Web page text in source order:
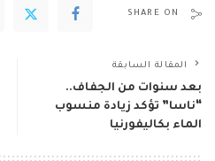
SHARE ON
المقالة السابقة
بعد سنوات من الجفاف..
“ناسا” تؤكد زيادة منسوب
الماء بكاليفورنيا